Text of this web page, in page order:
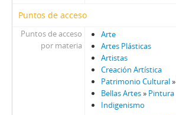
Puntos de acceso
Puntos de acceso
por materia
Arte
Artes Plásticas
Artistas
Creación Artística
Patrimonio Cultural»
Bellas Artes» Pintura
Indigenismo